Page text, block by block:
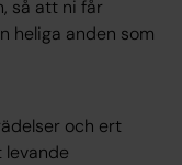
så att ni får
heliga anden som
och ert
levande